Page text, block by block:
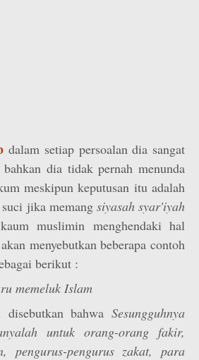
dalam setiap persoalan dia sangat
dia tidak pernah menunda
meskipun keputusan itu adalah
jika memang siyasah syar'iyah
muslimin menghendaki hal
menyebutkan beberapa contoh
berikut :
memeluk Islam
bahwa Sesungguhnya
untuk orang-orang fakir,
pengurus-pengurus zakat, para